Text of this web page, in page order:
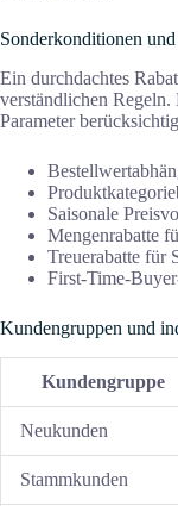
Sonderkonditionen
Ein durchdachtes
verständlichen Regeln.
Parameter
Saisonale
Mengenrabatte
Treuerabatte für
First-Time-
Kundengruppen und
Kundengruppe
Neukunden
Stammkunden